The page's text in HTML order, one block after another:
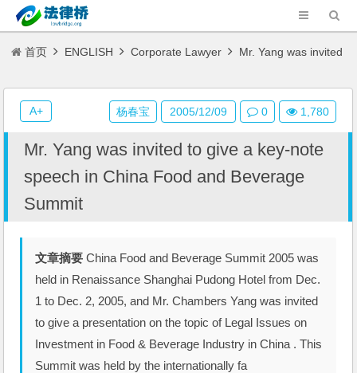
首页 ENGLISH Corporate Lawyer Mr. Yang was invited
to give a key-note speech in China Food and Beverage Summit
Mr. Yang was invited to give a key-note
speech in China Food and Beverage
Summit
文章摘要 China Food and Beverage Summit 2005 was
held in Renaissance Shanghai Pudong Hotel from Dec.
1 to Dec. 2, 2005, and Mr. Chambers Yang was invited
to give a presentation on the topic of Legal Issues on
Investment in Food & Beverage Industry in China . This
Summit was held by the internationally fa
杨春宝 2005/12/09 0 1,780
A+